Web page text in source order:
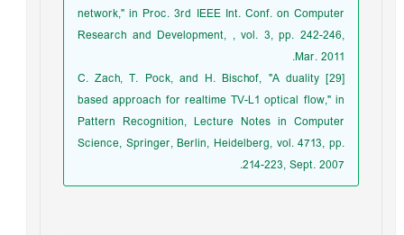
network," in Proc. 3rd IEEE Int. Conf. on Computer
Research and Development, , vol. 3, pp. 242-246,
Mar. 2011.
[29] C. Zach, T. Pock, and H. Bischof, "A duality
based approach for realtime TV-L1 optical flow," in
Pattern Recognition, Lecture Notes in Computer
Science, Springer, Berlin, Heidelberg, vol. 4713, pp.
214-223, Sept. 2007.